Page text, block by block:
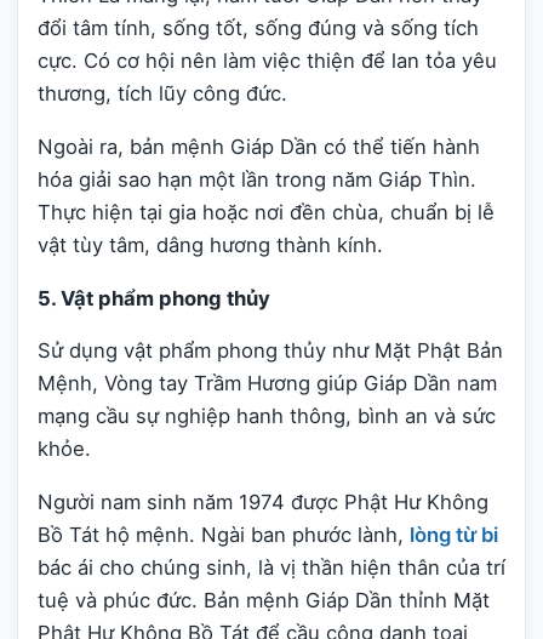
đổi tâm tính, sống tốt, sống đúng và sống tích
cực. Có cơ hội nên làm việc thiện để lan tỏa yêu
thương, tích lũy công đức.
Ngoài ra, bản mệnh Giáp Dần có thể tiến hành
hóa giải sao hạn một lần trong năm Giáp Thìn.
Thực hiện tại gia hoặc nơi đền chùa, chuẩn bị lễ
vật tùy tâm, dâng hương thành kính.
5. Vật phẩm phong thủy
Sử dụng vật phẩm phong thủy như Mặt Phật Bản
Mệnh, Vòng tay Trầm Hương giúp Giáp Dần nam
mạng cầu sự nghiệp hanh thông, bình an và sức
khỏe.
Người nam sinh năm 1974 được Phật Hư Không
Bồ Tát hộ mệnh. Ngài ban phước lành, lòng từ bi
bác ái cho chúng sinh, là vị thần hiện thân của trí
tuệ và phúc đức. Bản mệnh Giáp Dần thỉnh Mặt
Phật Hư Không Bồ Tát để cầu công danh toại